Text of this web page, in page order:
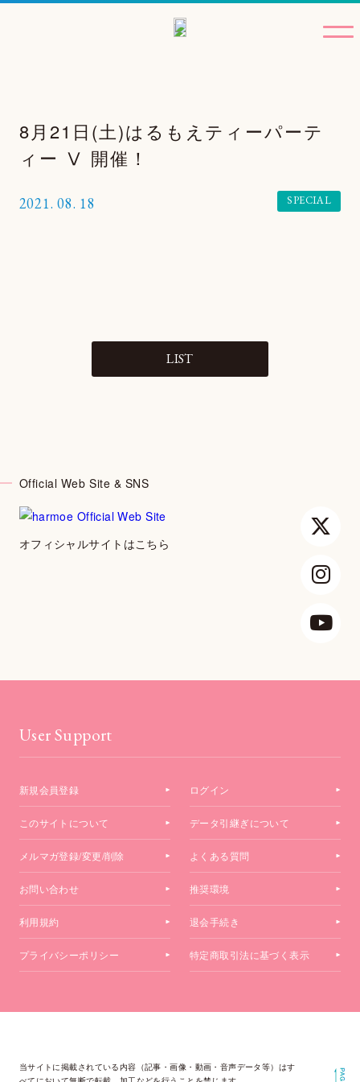
MOVIE
SPECIAL
8月21日(土)はるもえティーパーテ
ィー Ⅴ 開催！
2021. 08. 18 SPECIAL
LIST
Official Web Site & SNS
オフィシャルサイトはこちら
User Support
新規会員登録 ログイン
このサイトについて データ引継ぎについて
メルマガ登録/変更/削除 よくある質問
お問い合わせ 推奨環境
利用規約 退会手続き
プライバシーポリシー 特定商取引法に基づく表示
当サイトに掲載されている内容（記事・画像・動画・音声データ等）はす